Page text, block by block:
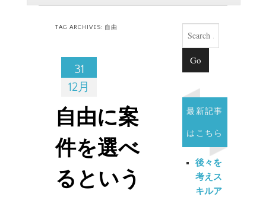
TAG ARCHIVES: 自由
31
12月
自由に案
件を選べ
るという
Search
最新記事
はこちら
後々を
考えス
キルア